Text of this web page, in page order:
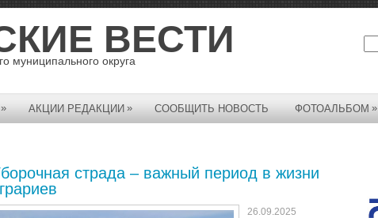
ВЕСТИ
муниципального округа
» АКЦИИ РЕДАКЦИИ » СООБЩИТЬ НОВОСТЬ ФОТОАЛЬБОМ »
страда – важный период в жизни
26.09.2025